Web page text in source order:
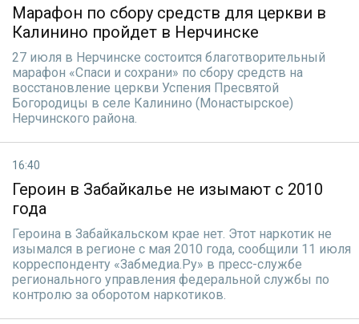
Марафон по сбору средств для церкви в
Калинино пройдет в Нерчинске
27 июля в Нерчинске состоится благотворительный
марафон «Спаси и сохрани» по сбору средств на
восстановление церкви Успения Пресвятой
Богородицы в селе Калинино (Монастырское)
Нерчинского района.
16:40
Героин в Забайкалье не изымают с 2010
года
Героина в Забайкальском крае нет. Этот наркотик не
изымался в регионе с мая 2010 года, сообщили 11 июля
корреспонденту «Забмедиа.Ру» в пресс-службе
регионального управления федеральной службы по
контролю за оборотом наркотиков.